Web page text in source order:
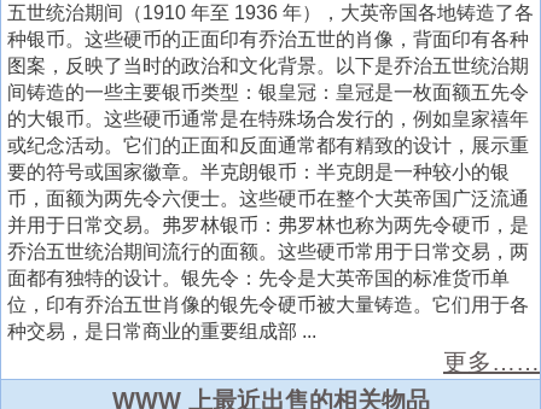
五世统治期间（1910 年至 1936 年），大英帝国各地铸造了各
种银币。这些硬币的正面印有乔治五世的肖像，背面印有各种
图案，反映了当时的政治和文化背景。以下是乔治五世统治期
间铸造的一些主要银币类型：银皇冠：皇冠是一枚面额五先令
的大银币。这些硬币通常是在特殊场合发行的，例如皇家禧年
或纪念活动。它们的正面和反面通常都有精致的设计，展示重
要的符号或国家徽章。半克朗银币：半克朗是一种较小的银
币，面额为两先令六便士。这些硬币在整个大英帝国广泛流通
并用于日常交易。弗罗林银币：弗罗林也称为两先令硬币，是
乔治五世统治期间流行的面额。这些硬币常用于日常交易，两
面都有独特的设计。银先令：先令是大英帝国的标准货币单
位，印有乔治五世肖像的银先令硬币被大量铸造。它们用于各
种交易，是日常商业的重要组成部 ...
更多……
WWW 上最近出售的相关物品